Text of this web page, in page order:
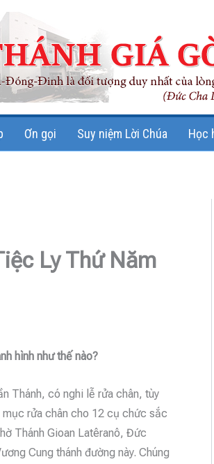
Ơn gọi Suy niệm Lời Chúa Học
Ly Thứ Năm
hình như thế nào?
Thánh, có nghi lễ rửa chân, tùy
rửa chân cho 12 cụ chức sắc
Thánh Gioan Latêranô, Đức
Cung thánh đường này. Chúng